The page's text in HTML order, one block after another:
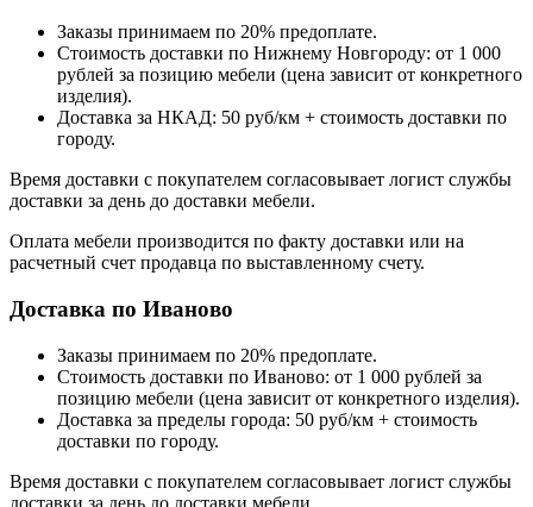
Заказы принимаем по 20% предоплате.
Стоимость доставки по Нижнему Новгороду: от 1 000
рублей за позицию мебели (цена зависит от конкретного
изделия).
Доставка за НКАД: 50 руб/км + стоимость доставки по
городу.
Время доставки с покупателем согласовывает логист службы
доставки за день до доставки мебели.
Оплата мебели производится по факту доставки или на
расчетный счет продавца по выставленному счету.
Доставка по Иваново
Заказы принимаем по 20% предоплате.
Стоимость доставки по Иваново: от 1 000 рублей за
позицию мебели (цена зависит от конкретного изделия).
Доставка за пределы города: 50 руб/км + стоимость
доставки по городу.
Время доставки с покупателем согласовывает логист службы
доставки за день до доставки мебели.